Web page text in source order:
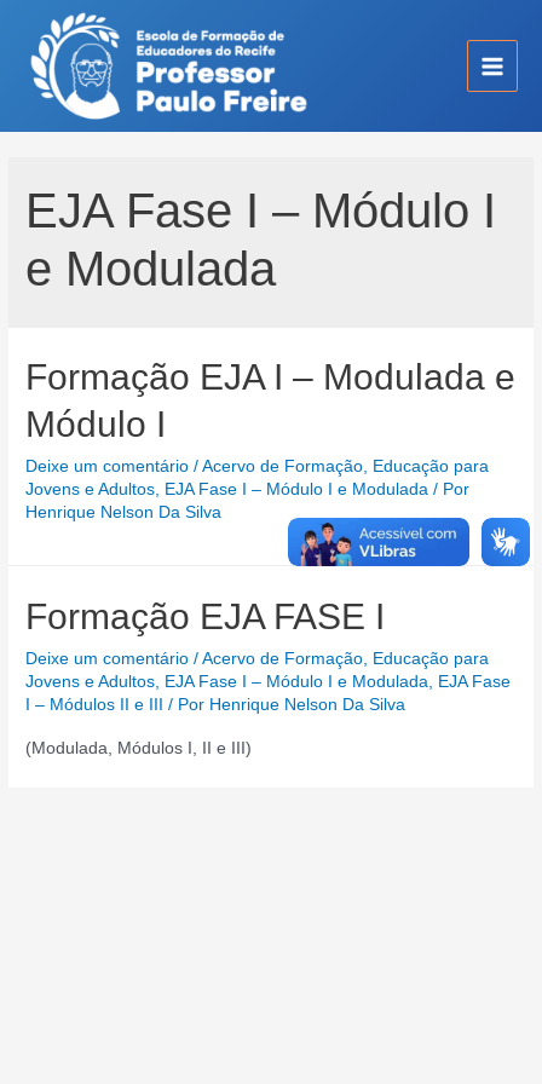
conteúdo
Main
EJA Fase I – Módulo I
e Modulada
Formação EJA I – Modulada e
Módulo I
Deixe um comentário /Acervo de Formação, Educação para
Jovens e Adultos, EJA Fase I – Módulo I e Modulada / Por
Henrique Nelson Da Silva
Formação EJA FASE I
Deixe um comentário /Acervo de Formação
Educação para
Jovens e Adultos
EJA Fase I – Módulo I e Modulada
EJA Fase
I – Módulos II e III
/ Por Henrique Nelson Da Silva
(Modulada, Módulos I, II e III)